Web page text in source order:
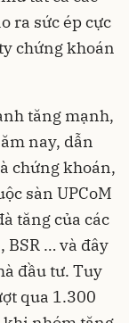
ra sức ép cực
chứng khoán
tăng mạnh,
nay, dẫn
chứng khoán,
sàn UPCoM
tăng của các
BSR … và đây
đầu tư. Tuy
qua 1.300